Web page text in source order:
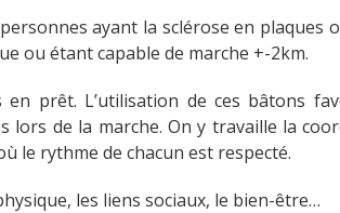
ayant la sclérose en
ou étant capable de marche +-2km.
prêt. L’utilisation de ces bâtons
lors de la marche. On y travaille la
le rythme de chacun est respecté.
les liens sociaux, le bien-être…